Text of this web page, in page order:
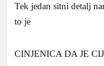
Tek jedan sitni detalj
to je
CINJENICA DA JE